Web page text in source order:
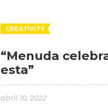
CREATIVITY
“Menuda
esta”
abril 10, 2022